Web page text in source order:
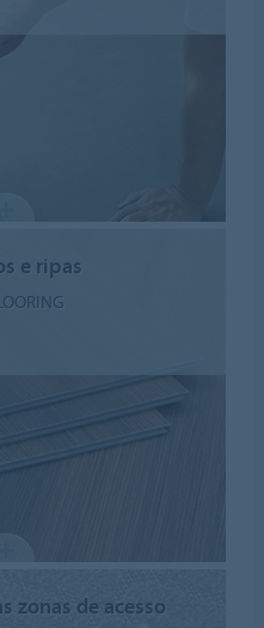
e ripas
zonas de acesso